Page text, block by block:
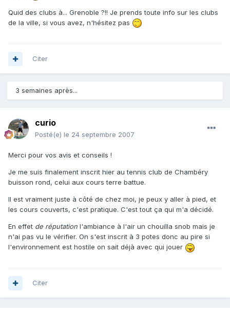
Quid des clubs à... Grenoble ?!! Je prends toute info sur les clubs
de la ville, si vous avez, n'hésitez pas
Citer
3 semaines après...
curio
Posté(e) le 24 septembre 2007
Merci pour vos avis et conseils !
Je me suis finalement inscrit hier au tennis club de Chambéry
buisson rond, celui aux cours terre battue.
Il est vraiment juste à côté de chez moi, je peux y aller à pied, et
les cours couverts, c'est pratique. C'est tout ça qui m'a décidé.
En effet de réputation l'ambiance à l'air un chouilla snob mais je
n'ai pas vu le vérifier. On s'est inscrit à 3 potes donc au pire si
l'environnement est hostile on sait déjà avec qui jouer
Citer